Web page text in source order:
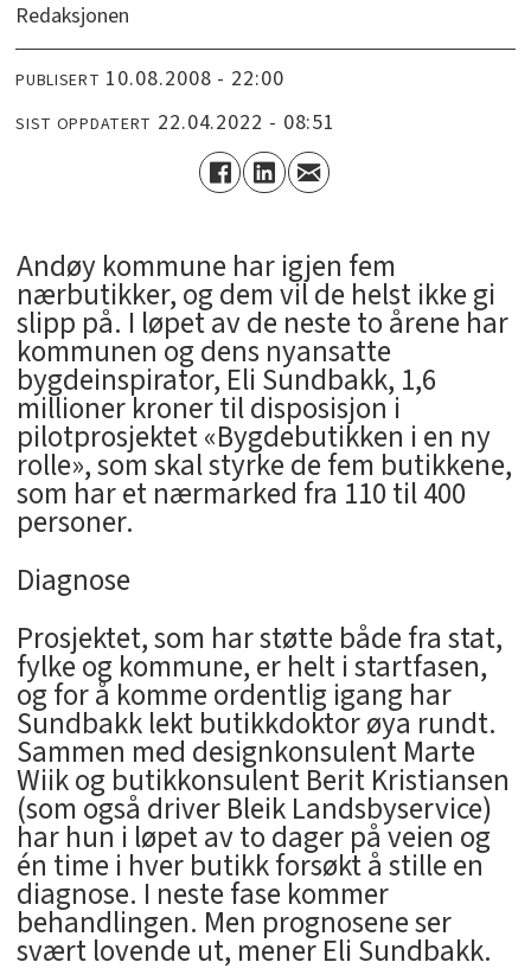
Redaksjonen
PUBLISERT 10.08.2008 - 22:00
SIST OPPDATERT 22.04.2022 - 08:51
Andøy kommune har igjen fem
nærbutikker, og dem vil de helst ikke gi
slipp på. I løpet av de neste to årene har
kommunen og dens nyansatte
bygdeinspirator, Eli Sundbakk, 1,6
millioner kroner til disposisjon i
pilotprosjektet «Bygdebutikken i en ny
rolle», som skal styrke de fem butikkene,
som har et nærmarked fra 110 til 400
personer.
Diagnose
Prosjektet, som har støtte både fra stat,
fylke og kommune, er helt i startfasen,
og for å komme ordentlig igang har
Sundbakk lekt butikkdoktor øya rundt.
Sammen med designkonsulent Marte
Wiik og butikkonsulent Berit Kristiansen
(som også driver Bleik Landsbyservice)
har hun i løpet av to dager på veien og
én time i hver butikk forsøkt å stille en
diagnose. I neste fase kommer
behandlingen. Men prognosene ser
svært lovende ut, mener Eli Sundbakk.